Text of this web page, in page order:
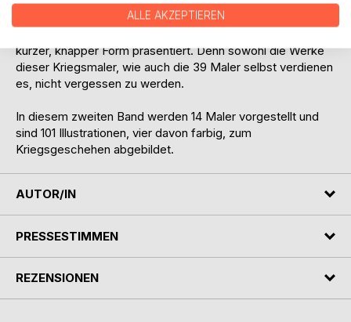
gesammelt und nun in drei Bänden neu herausgegeben.
kurzer, knapper Form präsentiert. Denn sowohl die Werke
dieser Kriegsmaler, wie auch die 39 Maler selbst verdienen
es, nicht vergessen zu werden.
In diesem zweiten Band werden 14 Maler vorgestellt und
sind 101 Illustrationen, vier davon farbig, zum
Kriegsgeschehen abgebildet.
AUTOR/IN
PRESSESTIMMEN
REZENSIONEN
ALLE AKZEPTIEREN